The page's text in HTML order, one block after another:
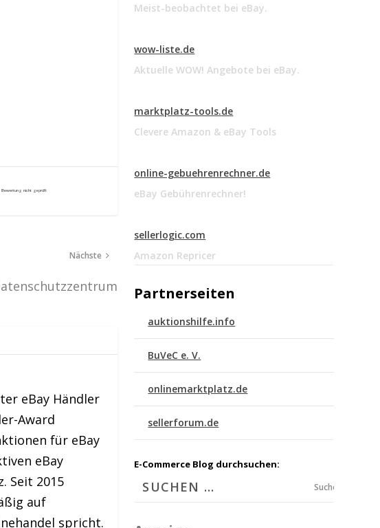
Nächste
eBay Händler
Award
für eBay
eBay
Seit 2015
auf
spricht.
Meist-beobachtet bei eBay.
wow-liste.de
Aktuelle WOW! Angebote bei eBay.
marktplatz-tools.de
Clevere Amazon & eBay Tools
online-gebuehrenrechner.de
eBay Gebührenrechner!
sellerlogic.com
Amazon Repricer
Partnerseiten
auktionshilfe.info
BuVeC e. V.
onlinemarktplatz.de
sellerforum.de
E-Commerce Blog durchsuchen:
Suchen